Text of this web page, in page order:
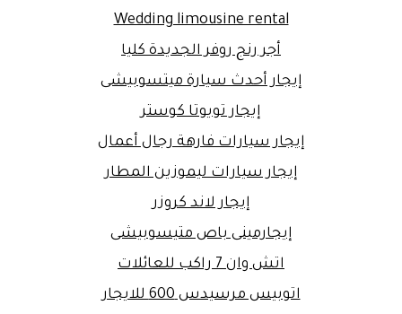
Wedding limousine rental
أجر رنج روفر الجديدة كليا
إيجار أحدث سيارة ميتسوبيشى
إيجار تويوتا كوستر
إيجار سيارات فارهة رجال أعمال
إيجار سيارات ليموزين المطار
إيجار لاند كروزر
إيجارمينى باص متيسوبيشى
اتش وان 7 راكب للعائلات
اتوبيس مرسيدس 600 للايجار